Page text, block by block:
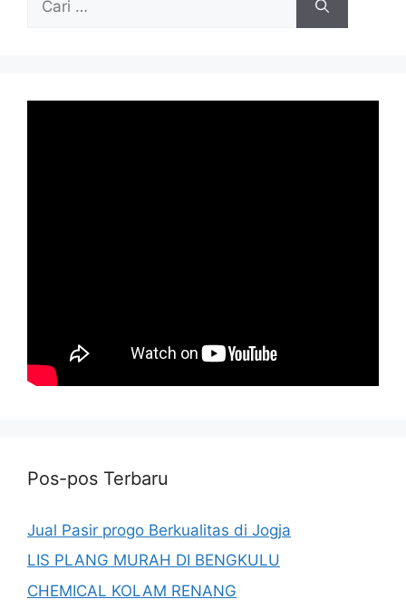
untuk:
Pos-pos Terbaru
Jual Pasir progo Berkualitas di Jogja
LIS PLANG MURAH DI BENGKULU
CHEMICAL KOLAM RENANG